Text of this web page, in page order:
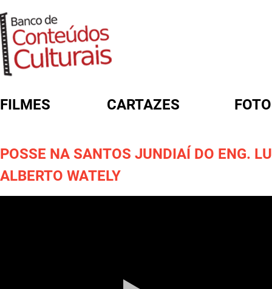
FILMES CARTAZES
POSSE NA SANTOS JUNDIAÍ DO ENG.
ALBERTO WATELY
FORMULÁRIO DE BUSCA